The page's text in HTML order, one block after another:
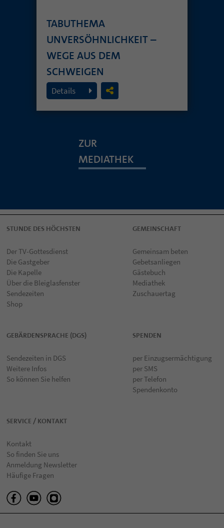
TABUTHEMA
UNVERSÖHNLICHKEIT –
WEGE AUS DEM
SCHWEIGEN
19. Juli 2026
Details
ZUR
MEDIATHEK
STUNDE DES HÖCHSTEN
Der TV-Gottesdienst
Die Gastgeber
Die Kapelle
Über die Bleiglasfenster
Sendezeiten
Shop
GEMEINSCHAFT
Gemeinsam beten
Gebetsanliegen
Gästebuch
Mediathek
Zuschauertag
GEBÄRDENSPRACHE (DGS)
Sendezeiten in DGS
Weitere Infos
So können Sie helfen
SPENDEN
per Einzugsermächtigung
per SMS
per Telefon
Spendenkonto
SERVICE / KONTAKT
Kontakt
So finden Sie uns
Anmeldung Newsletter
Häufige Fragen